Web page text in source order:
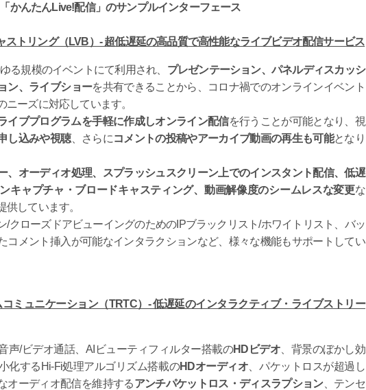
「かんたんLive!配信」のサンプルインターフェース
ストリング（LVB）- 超低遅延の高品質で高性能なライブビデオ配信サービス
る規模のイベントにて利用され、 プレゼンテーション、パネルディスカッシ
ン、ライブショーを共有できることから、コロナ禍でのオンラインイベント
ニーズに対応しています。
イブプログラムを手軽に作成しオンライン配信を行うことが可能となり、視
し込みや視聴、さらにコメントの投稿やアーカイブ動画の再生も可能となり
、オーディオ処理、スプラッシュスクリーン上でのインスタント配信、低遅
キャプチャ・ブロードキャスティング、動画解像度のシームレスな変更な
供しています。
/クローズドアビューイングのためのIPブラックリスト/ホワイトリスト、バッ
コメント挿入が可能なインタラクションなど、様々な機能もサポートしてい
ミュニケーション（TRTC）- 低遅延のインタラクティブ・ライブストリー
声/ビデオ通話、AIビューティフィルター搭載のHDビデオ 、背景のぼかし効
化するHi-Fi処理アルゴリズム搭載のHDオーディオ 、パケットロスが超過し
オーディオ配信を維持するアンチパケットロス・ディスラプション、テンセ